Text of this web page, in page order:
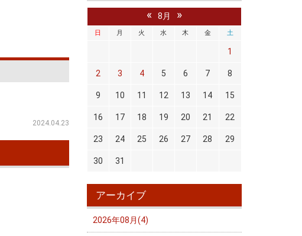
2024.04.23
« 8月 »
日 月 火 水 木 金 土
1
2 3 4 5 6 7 8
9 10 11 12 13 14 15
16 17 18 19 20 21 22
23 24 25 26 27 28 29
30 31
アーカイブ
2026年08月(4)